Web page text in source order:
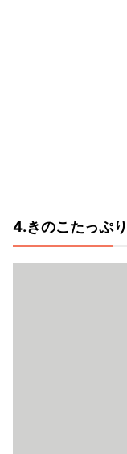
4.きのこたっぷ